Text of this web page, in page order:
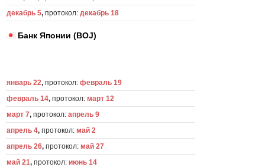
декабрь 5, протокол: декабрь 18
Банк Японии (BOJ)
январь 22, протокол: февраль 19
февраль 14, протокол: март 12
март 7, протокол: апрель 9
апрель 4, протокол: май 2
апрель 26, протокол: май 27
май 21, протокол: июнь 14